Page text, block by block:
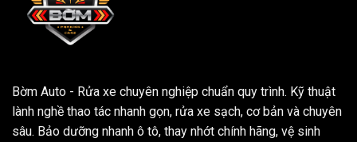
Bờm Auto - Rửa xe chuyên nghiệp chuẩn quy trình. Kỹ thuật
lành nghề thao tác nhanh gọn, rửa xe sạch, cơ bản và chuyên
sâu. Bảo dưỡng nhanh ô tô, thay nhớt chính hãng, vệ sinh